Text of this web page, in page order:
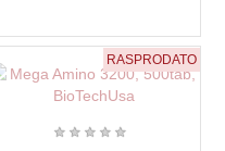
RASPRODATO
★ ★ ★ ★ ★